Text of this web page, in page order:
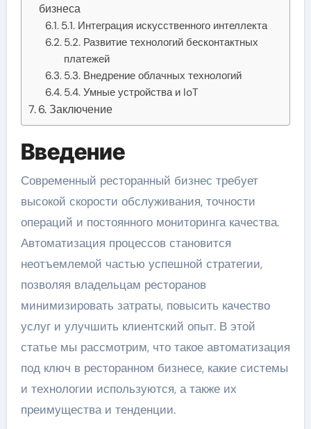
бизнеса
5.1. Интеграция искусственного интеллекта
5.2. Развитие технологий бесконтактных
платежей
5.3. Внедрение облачных технологий
5.4. Умные устройства и IoT
6. Заключение
Введение
Современный ресторанный бизнес требует
высокой скорости обслуживания, точности
операций и постоянного мониторинга качества.
Автоматизация процессов становится
неотъемлемой частью успешной стратегии,
позволяя владельцам ресторанов
минимизировать затраты, повысить качество
услуг и улучшить клиентский опыт. В этой
статье мы рассмотрим, что такое автоматизация
под ключ в ресторанном бизнесе, какие системы
и технологии используются, а также их
преимущества и тенденции.